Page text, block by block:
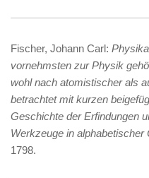
Fischer, Johann Carl:
vornehmsten zur Physik
wohl nach atomistischer als
betrachtet mit kurzen
Geschichte der Erfindungen
Werkzeuge in alphabetischer
1798.